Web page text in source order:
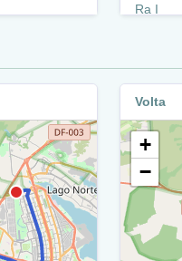
Xxxiii
Ra I
Ra I
W3
W3
Volta
+
−